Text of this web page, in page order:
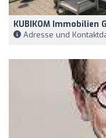
KUBIKOM Immobilien
Adresse und